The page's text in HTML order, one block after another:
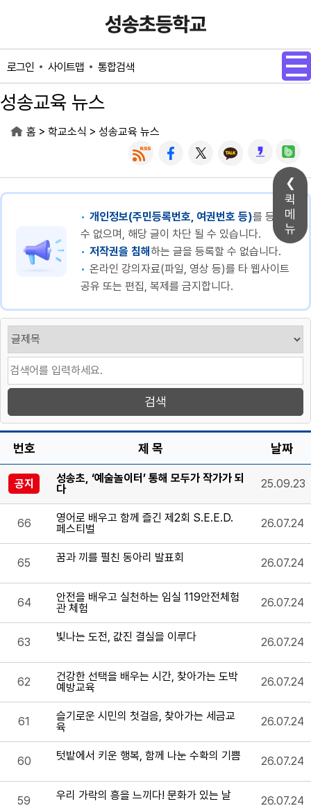
퀵
메
뉴
로그인 사이트맵 통합검색
성송교육 뉴스
홈 > 학교소식 > 성송교육 뉴스
개인정보(주민등록번호, 여권번호 등)를 등록할
수 없으며, 해당 글이 차단 될 수 있습니다.
저작권을 침해하는 글을 등록할 수 없습니다.
온라인 강의자료(파일, 영상 등)를 타 웹사이트
공유 또는 편집, 복제를 금지합니다.
번호 제 목 날짜
공지
성송초, ‘예술놀이터’ 통해 모두가 작가가 되
다
25.09.23
66
영어로 배우고 함께 즐긴 제2회 S.E.E.D.
페스티벌
26.07.24
65 꿈과 끼를 펼친 동아리 발표회 26.07.24
64
안전을 배우고 실천하는 임실 119안전체험
관 체험
26.07.24
63 빛나는 도전, 값진 결실을 이루다 26.07.24
62
건강한 선택을 배우는 시간, 찾아가는 도박
예방교육
26.07.24
61
슬기로운 시민의 첫걸음, 찾아가는 세금교
육
26.07.24
60 텃밭에서 키운 행복, 함께 나눈 수확의 기쁨 26.07.24
59 우리 가락의 흥을 느끼다! 문화가 있는 날 26.07.24